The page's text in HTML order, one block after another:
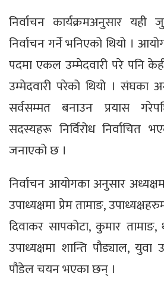
निर्वाचन कार्यक्रमअनुसार
निर्वाचन गर्ने भनिएको थियो ।
पदमा एकल उम्मेदवारी परे पनि
उम्मेदवारी परेको थियो । संघका
सर्वसम्मत बनाउन प्रयास
सदस्यहरू निर्विरोध निर्वाचित
जनाएको छ ।
निर्वाचन आयोगका अनुसार
उपाध्यक्षमा प्रेम तामाङ,
दिवाकर सापकोटा, कुमार
उपाध्यक्षमा शान्ति पौड्याल, युवा
पौडेल चयन भएका छन् ।